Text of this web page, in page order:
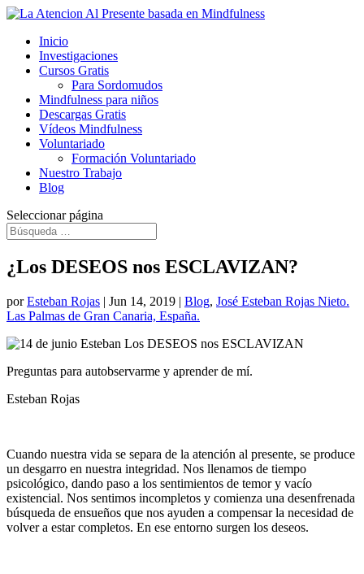
Inicio
Investigaciones
Cursos Gratis
Para Sordomudos
Mindfulness para niños
Descargas Gratis
Vídeos Mindfulness
Voluntariado
Formación Voluntariado
Nuestro Trabajo
Blog
Seleccionar página
¿Los DESEOS nos ESCLAVIZAN?
porEsteban Rojas | Jun 14, 2019 | Blog, José Esteban Rojas Nieto.
Las Palmas de Gran Canaria, España.
Preguntas para autobservarme y aprender de mí.
Esteban Rojas
Cuando nuestra vida se separa de la atención al presente, se produce
un desgarro en nuestra integridad. Nos llenamos de tiempo
psicológico, dando paso a los sentimientos de temor y vacío
existencial. Nos sentimos incompletos y comienza una desenfrenada
búsqueda de ensueños que nos ayuden a compensar la necesidad de
volver a estar completos. En ese entorno surgen los deseos.